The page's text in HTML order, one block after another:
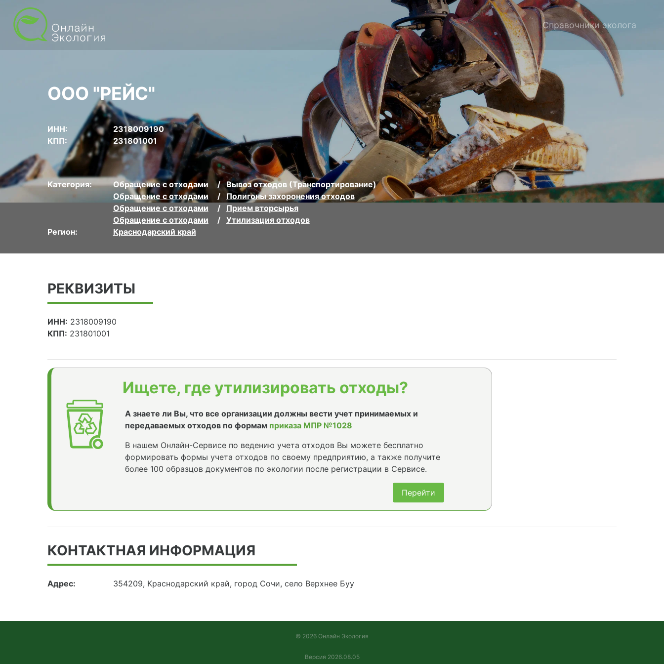
Справочники эколога
ООО "РЕЙС"
ИНН:
2318009190
КПП:
231801001
Категория: Обращение с отходами
Вывоз отходов (Транспортирование)
Обращение с отходами
Полигоны захоронения отходов
Обращение с отходами
Прием вторсырья
Обращение с отходами
Утилизация отходов
Регион:
Краснодарский край
РЕКВИЗИТЫ
ИНН: 2318009190
КПП: 231801001
Ищете, где утилизировать отходы?
А знаете ли Вы, что все организации должны вести учет принимаемых и
передаваемых отходов по формам приказа МПР №1028
В нашем Онлайн-Сервисе по ведению учета отходов Вы можете бесплатно
формировать формы учета отходов по своему предприятию, а также получите
более 100 образцов документов по экологии после регистрации в Сервисе.
Перейти
КОНТАКТНАЯ ИНФОРМАЦИЯ
Адрес: 354209, Краснодарский край, город Сочи, село Верхнее Буу
© 2026 Онлайн Экология
Версия 2026.08.05